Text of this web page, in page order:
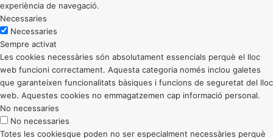
experiència de navegació.
Necessaries
Necessaries
Sempre activat
Les cookies necessàries són absolutament essencials perquè el lloc
web funcioni correctament. Aquesta categoria només inclou galetes
que garanteixen funcionalitats bàsiques i funcions de seguretat del lloc
web. Aquestes cookies no emmagatzemen cap informació personal.
No necessaries
No necessaries
Totes les cookiesque poden no ser especialment necessàries perquè